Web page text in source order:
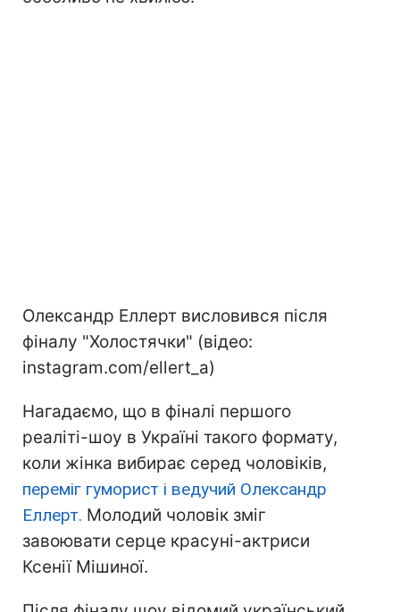
Олександр Еллерт висловився після
фіналу "Холостячки" (відео:
instagram.com/ellert_a)
Нагадаємо, що в фіналі першого
реаліті-шоу в Україні такого формату,
коли жінка вибирає серед чоловіків,
переміг гуморист і ведучий Олександр
Еллерт. Молодий чоловік зміг
завоювати серце красуні-актриси
Ксенії Мішиної.